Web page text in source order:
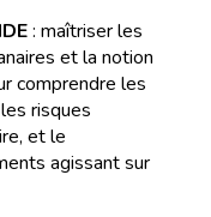
: maîtriser les
et la notion
comprendre les
risques
et le
agissant sur